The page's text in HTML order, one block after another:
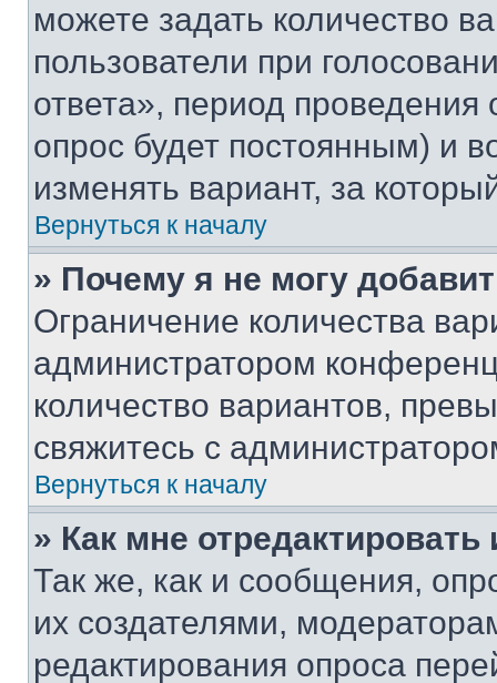
можете задать количество
пользователи при
ответа», период проведения
опрос будет постоянным) и
изменять вариант, за
Вернуться к началу
» Почему я не могу
Ограничение количества
администратором
количество вариантов,
свяжитесь с
Вернуться к началу
» Как мне
Так же, как и сообщения,
их создателями,
редактирования опроса